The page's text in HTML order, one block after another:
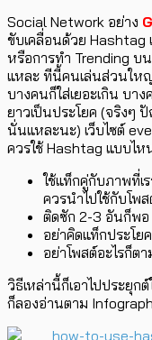
Social Network อย่าง
ขับเคลื่อนด้วย Hashtag
หรือการทำ Trending บ
แหละ ทีนี้คนเล่นส่วนให
บางคนก็ใส่เยอะเกิน บา
ยาวเป็นประโยค (จริงๆ
นั่นแหละนะ) เว็บไซต์
ควรใช้ Hashtag แบบไห
ใช้แท็กคู่กับภาพที่เ
ควรนำไปใช้กับโพ
ติดซัก 2-3 อันก็พอ
อย่าคิดแท็กประโย
อย่าโพสต์อะไรก็ต
วิธีเหล่านี้ก็เอาไปประยุ
ก็ลองอ่านตาม